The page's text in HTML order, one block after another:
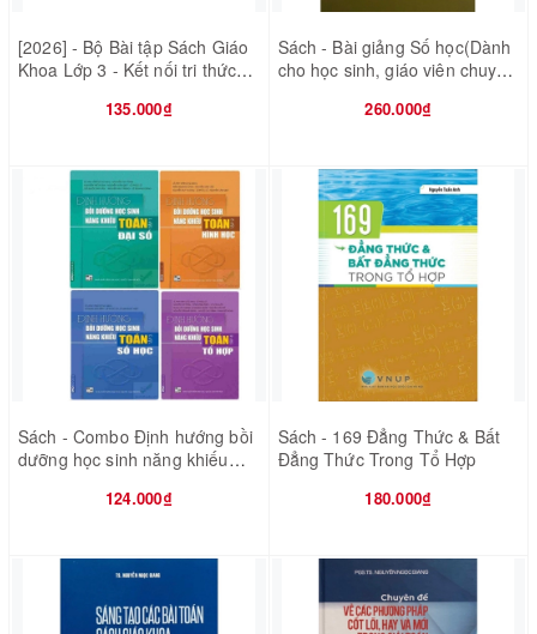
[2026] - Bộ Bài tập Sách Giáo
Khoa Lớp 3 - Kết nối tri thức
kèm 8 bao sách)
135.000₫
Sách - Bài giảng Số học(Dành
cho học sinh, giáo viên chuyên
260.000₫
Sách - Combo Định hướng bồi
dưỡng học sinh năng khiếu
học - Tổ hợp)124.000₫
Sách - 169 Đẳng Thức & Bất
Đẳng Thức Trong Tổ Hợp
180.000₫